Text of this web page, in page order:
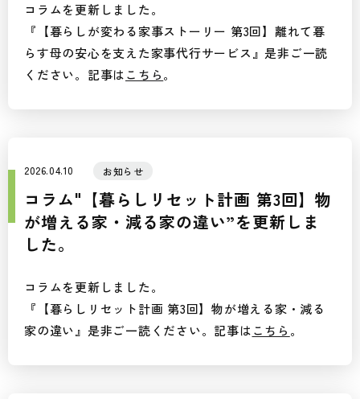
コラムを更新しました。
『【暮らしが変わる家事ストーリー 第3回】離れて暮
らす母の安心を支えた家事代行サービス』是非ご一読
ください。記事はこちら。
2026.04.10 お知らせ
コラム"【暮らしリセット計画 第3回】物
が増える家・減る家の違い”を更新しま
した。
コラムを更新しました。
『【暮らしリセット計画 第3回】物が増える家・減る
家の違い』是非ご一読ください。記事はこちら 。